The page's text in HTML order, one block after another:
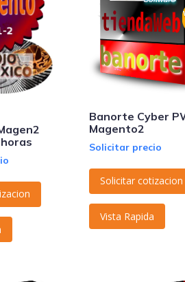
Banorte Cyber
Magento2
Solicitar precio
Solicitar cotizacion
Vista Rapida